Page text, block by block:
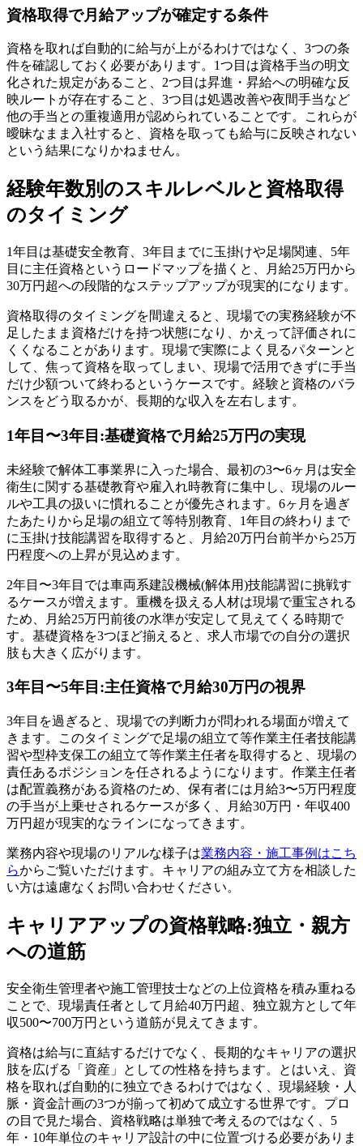
資格取得で月給アップが確定する条件
資格を取れば自動的に給与が上がるわけではなく、3つの条
件を確認しておく必要があります。1つ目は資格手当の明文
化された規定があること、2つ目は昇進・昇給への明確な反
映ルートが存在すること、3つ目は処遇改善や夜間手当など
他の手当との重複適用が認められていることです。これらが
曖昧なまま入社すると、資格を取っても給与に反映されない
という結果になりかねません。
経験年数別のスキルレベルと資格取得
のタイミング
1年目は基礎安全教育、3年目までに玉掛けや足場関連、5年
目に主任資格というロードマップを描くと、月給25万円から
30万円超への段階的なステップアップが現実的になります。
資格取得のタイミングを間違えると、現場での実務経験が不
足したまま資格だけを持つ状態になり、かえって評価されに
くくなることがあります。現場で実際によく見るパターンと
して、焦って資格を取ってしまい、現場で活用できずに手当
だけ少額ついて終わるというケースです。経験と資格のバラ
ンスをどう取るかが、長期的な収入を左右します。
1年目〜3年目:基礎資格で月給25万円の実現
未経験で解体工事業界に入った場合、最初の3〜6ヶ月は安全
衛生に関する基礎教育や雇入れ時教育に集中し、現場のルー
ルや工具の扱いに慣れることが優先されます。6ヶ月を過ぎ
たあたりから足場の組立て等特別教育、1年目の終わりまで
に玉掛け技能講習を取得すると、月給20万円台前半から25万
円程度への上昇が見込めます。
2年目〜3年目では車両系建設機械(解体用)技能講習に挑戦す
るケースが増えます。重機を扱える人材は現場で重宝される
ため、月給25万円前後の水準が安定して見えてくる時期で
す。基礎資格を3つほど揃えると、求人市場での自分の選択
肢も大きく広がります。
3年目〜5年目:主任資格で月給30万円の視界
3年目を過ぎると、現場での判断力が問われる場面が増えて
きます。このタイミングで足場の組立て等作業主任者技能講
習や型枠支保工の組立て等作業主任者を取得すると、現場の
責任あるポジションを任されるようになります。作業主任者
は配置義務がある資格のため、保有者には月給3〜5万円程度
の手当が上乗せされるケースが多く、月給30万円・年収400
万円超が現実的なラインになってきます。
業務内容や現場のリアルな様子は業務内容・施工事例はこち
らからご覧いただけます。キャリアの組み立て方を相談した
い方は遠慮なくお問い合わせください。
キャリアアップの資格戦略:独立・親方
への道筋
安全衛生管理者や施工管理技士などの上位資格を積み重ねる
ことで、現場責任者として月給40万円超、独立親方として年
収500〜700万円という道筋が見えてきます。
資格は給与に直結するだけでなく、長期的なキャリアの選択
肢を広げる「資産」としての性格を持ちます。とはいえ、資
格を取れば自動的に独立できるわけではなく、現場経験・人
脈・資金計画の3つが揃って初めて成立する世界です。プロ
の目で見た場合、資格戦略は単独で考えるのではなく、5
年・10年単位のキャリア設計の中に位置づける必要がありま